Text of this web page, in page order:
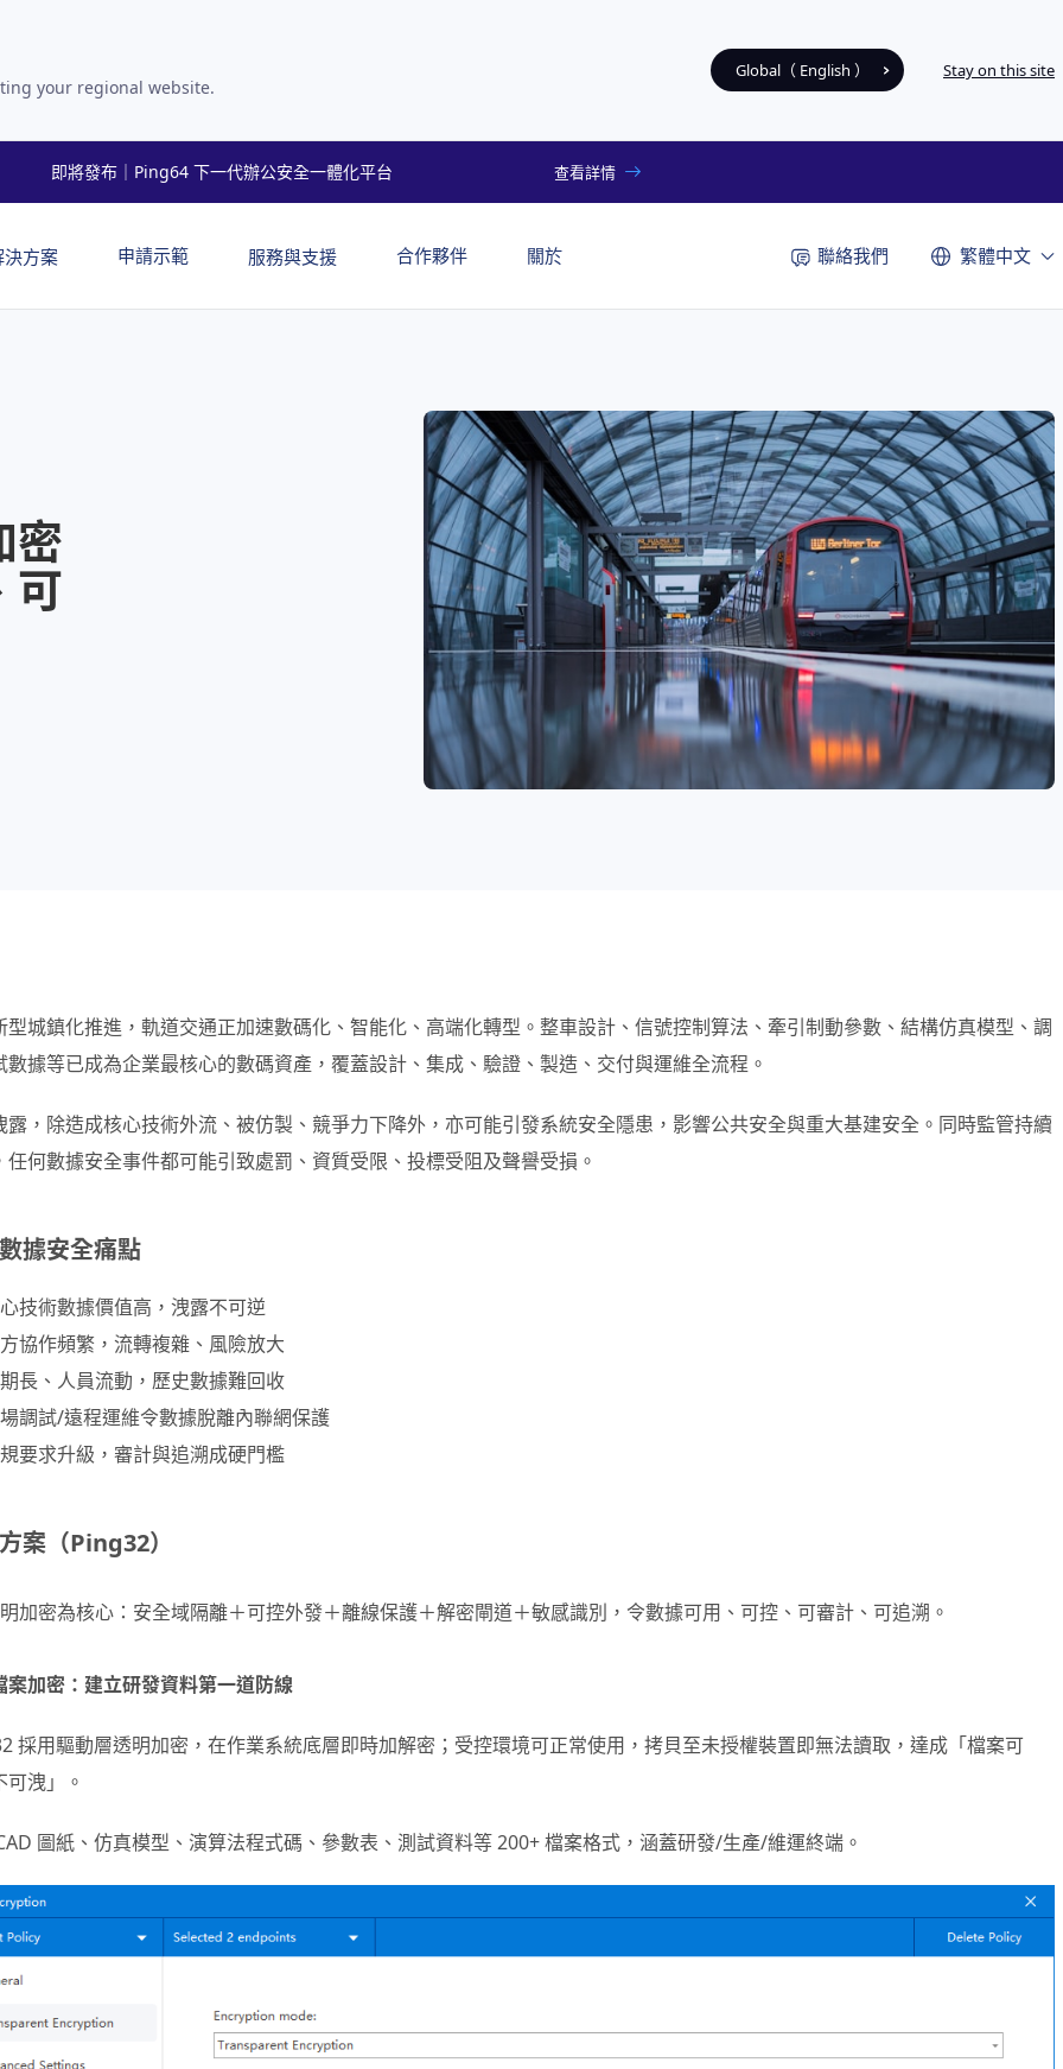
your regional website.
Global（ English ） Stay on this site
即將發布｜Ping64 下一代辦公安全一體化平台 查看詳情
決方案 申請示範 服務與支援 合作夥伴 關於 聯絡我們 繁體中文
密
可
型城鎮化推進，軌道交通正加速數碼化、智能化、高端化轉型。整車設計、信號控制算法、牽引制動參數、結構仿真模型、調
數據等已成為企業最核心的數碼資產，覆蓋設計、集成、驗證、製造、交付與運維全流程。
露，除造成核心技術外流、被仿製、競爭力下降外，亦可能引發系統安全隱患，影響公共安全與重大基建安全。同時監管持續
任何數據安全事件都可能引致處罰、資質受限、投標受阻及聲譽受損。
據安全痛點
技術數據價值高，洩露不可逆
協作頻繁，流轉複雜、風險放大
長、人員流動，歷史數據難回收
調試/遠程運維令數據脫離內聯網保護
要求升級，審計與追溯成硬門檻
案（Ping32）
加密為核心：安全域隔離＋可控外發＋離線保護＋解密閘道＋敏感識別，令數據可用、可控、可審計、可追溯。
案加密：建立研發資料第一道防線
採用驅動層透明加密，在作業系統底層即時加解密；受控環境可正常使用，拷貝至未授權裝置即無法讀取，達成「檔案可
可洩」。
圖紙、仿真模型、演算法程式碼、參數表、測試資料等 200+ 檔案格式，涵蓋研發/生產/維運終端。